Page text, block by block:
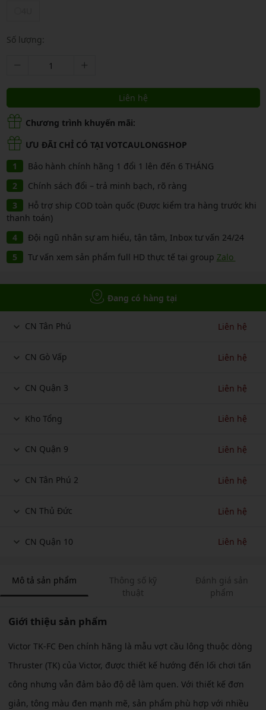
Số lượng:
Liên hệ
Chương trình khuyến mãi:
ƯU ĐÃI CHỈ CÓ TẠI VOTCAULONGSHOP
Bảo hành chính hãng 1 đổi 1 lên đến 6 THÁNG
Chính sách đổi – trả minh bạch, rõ ràng
Hỗ trợ ship COD toàn quốc (Được kiểm tra hàng trước khi
thanh toán)
Đội ngũ nhân sự am hiểu, tận tâm, Inbox tư vấn 24/24
Tư vấn xem sản phẩm full HD thực tế tại group Zalo
Đang có hàng tại
CN Tân Phú Liên hệ
CN Gò Vấp Liên hệ
CN Quận 3 Liên hệ
Kho Tổng Liên hệ
CN Quận 9 Liên hệ
CN Tân Phú 2 Liên hệ
CN Thủ Đức Liên hệ
CN Quận 10 Liên hệ
Mô tả sản phẩm
Thông số kỹ
thuật
Đánh giá sản
phẩm
Giới thiệu sản phẩm
Victor TK-FC Đen chính hãng là mẫu vợt cầu lông thuộc dòng
Thruster (TK) của Victor, được thiết kế hướng đến lối chơi tấn
công nhưng vẫn đảm bảo độ dễ làm quen. Với thiết kế đơn
giản, tông màu đen mạnh mẽ, sản phẩm phù hợp với nhiều